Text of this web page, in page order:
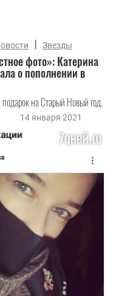
| Звезды
фото»: Катерина
о пополнении в
на Старый Новый год.
14 января 2021